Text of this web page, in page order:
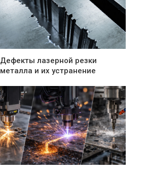
Дефекты лазерной резки
металла и их устранение